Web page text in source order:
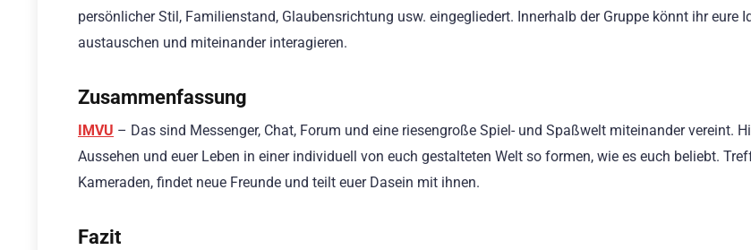
persönlicher Stil, Familienstand, Glaubensrichtung usw. eingegliedert. Innerhalb der Gruppe könnt ihr eure
austauschen und miteinander interagieren.
Zusammenfassung
IMVU – Das sind Messenger, Chat, Forum und eine riesengroße Spiel- und Spaßwelt miteinander vereint.
Aussehen und euer Leben in einer individuell von euch gestalteten Welt so formen, wie es euch beliebt.
Kameraden, findet neue Freunde und teilt euer Dasein mit ihnen.
Fazit